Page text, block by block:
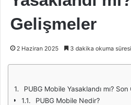
Gelişmeler
2 Haziran 2025 3 dakika okuma süresi
PUBG Mobile Yasaklandı mı?
PUBG Mobile Nedir?